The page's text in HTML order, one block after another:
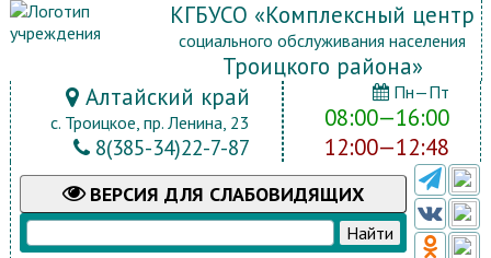
КГБУСО «Комплексный центр
социального обслуживания населения
Троицкого района»
Алтайский край
с. Троицкое, пр. Ленина, 23
8(385-34)22-7-87
Пн—Пт
08:00—16:00
12:00—12:48
ВЕРСИЯ ДЛЯ СЛАБОВИДЯЩИХ